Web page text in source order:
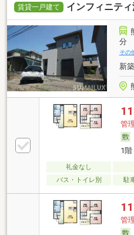
賃貸一戸建て インフィニテ
分
その
新
管
1階
礼金なし
バス・トイレ別
駐
管